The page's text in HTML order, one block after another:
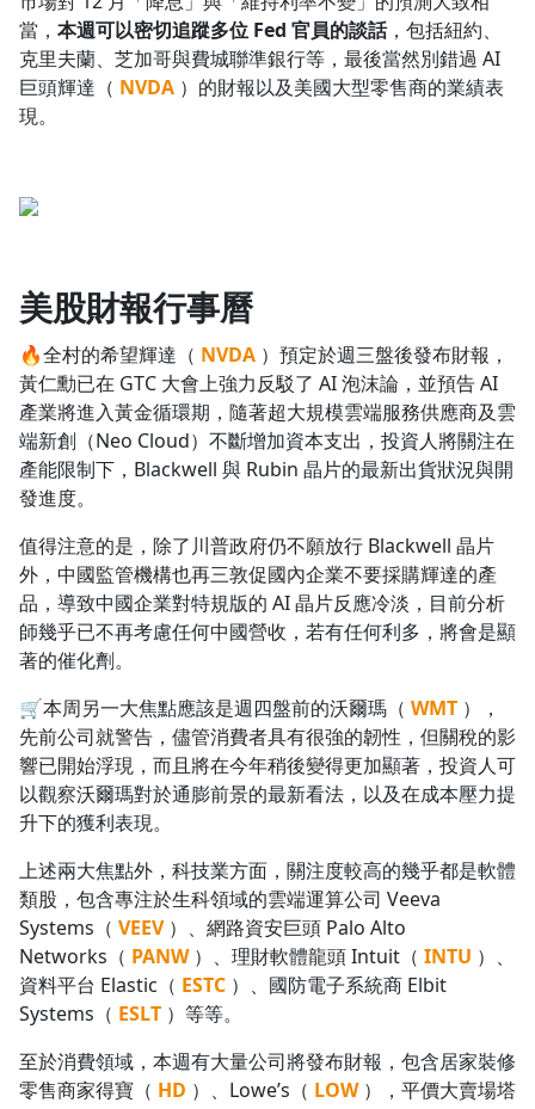
當， 本週可以密切追蹤多位 Fed 官員的談話，包括紐約、
克里夫蘭、芝加哥與費城聯準銀行等，最後當然別錯過 AI
巨頭輝達（ NVDA ）的財報以及美國大型零售商的業績表
現。
美股財報行事曆
🔥全村的希望輝達（ NVDA ）預定於週三盤後發布財報，
黃仁勳已在 GTC 大會上強力反駁了 AI 泡沫論，並預告 AI
產業將進入黃金循環期，隨著超大規模雲端服務供應商及雲
端新創（Neo Cloud）不斷增加資本支出，投資人將關注在
產能限制下，Blackwell 與 Rubin 晶片的最新出貨狀況與開
發進度。
值得注意的是，除了川普政府仍不願放行 Blackwell 晶片
外，中國監管機構也再三敦促國內企業不要採購輝達的產
品，導致中國企業對特規版的 AI 晶片反應冷淡，目前分析
師幾乎已不再考慮任何中國營收，若有任何利多，將會是顯
著的催化劑。
🛒本周另一大焦點應該是週四盤前的沃爾瑪（ WMT ），
先前公司就警告，儘管消費者具有很強的韌性，但關稅的影
響已開始浮現，而且將在今年稍後變得更加顯著，投資人可
以觀察沃爾瑪對於通膨前景的最新看法，以及在成本壓力提
升下的獲利表現。
上述兩大焦點外，科技業方面，關注度較高的幾乎都是軟體
類股，包含專注於生科領域的雲端運算公司 Veeva
Systems（ VEEV ）、網路資安巨頭 Palo Alto
Networks（ PANW ）、理財軟體龍頭 Intuit（ INTU ）、
資料平台 Elastic（ ESTC ）、國防電子系統商 Elbit
Systems（ ESLT ）等等。
至於消費領域，本週有大量公司將發布財報，包含居家裝修
零售商家得寶（ HD ）、Lowe’s（ LOW ），平價大賣場塔
沒有待播放的清單
去逛逛